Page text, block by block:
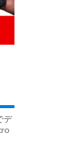
デ